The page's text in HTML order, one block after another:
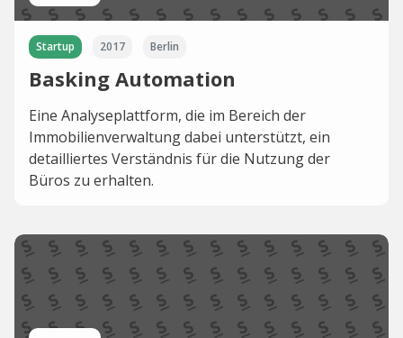
Startup 2017 Berlin
Basking Automation
Eine Analyseplattform, die im Bereich der
Immobilienverwaltung dabei unterstützt, ein
detailliertes Verständnis für die Nutzung der
Büros zu erhalten.